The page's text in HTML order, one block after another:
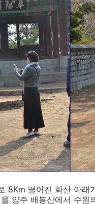
8Km 떨어진 화산 아래
양주 배봉산에서 수원